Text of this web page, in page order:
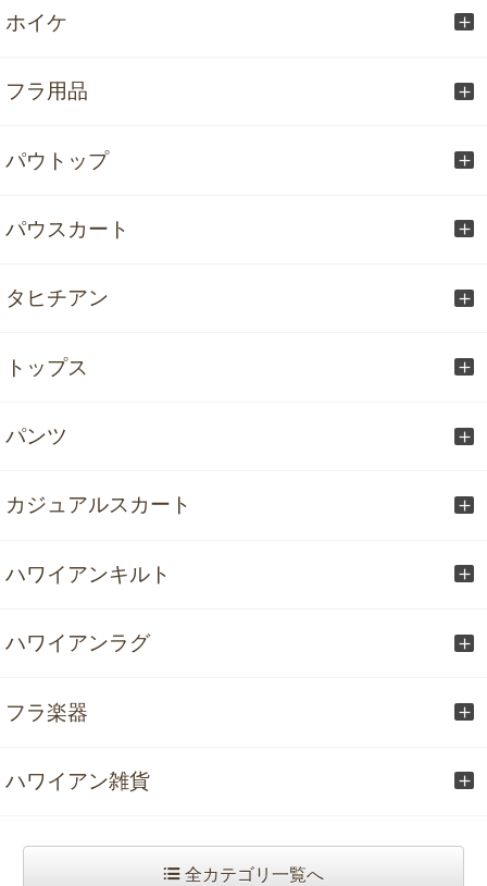
ホイケ
フラ用品
パウトップ
パウスカート
タヒチアン
トップス
パンツ
カジュアルスカート
ハワイアンキルト
ハワイアンラグ
フラ楽器
ハワイアン雑貨
全カテゴリ一覧へ